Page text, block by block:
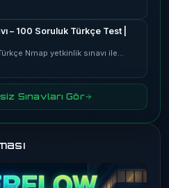
– 100 Soruluk Türkçe Test |
Nmap yetkinlik sınavı ile…
Sınavları Gör